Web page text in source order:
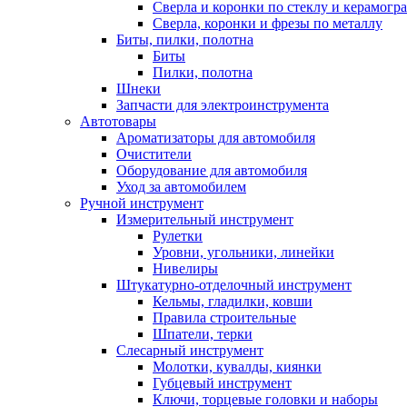
Сверла и коронки по стеклу и
Сверла, коронки и фрезы по металлу
Биты, пилки, полотна
Биты
Пилки, полотна
Шнеки
Запчасти для электроинструмента
Автотовары
Ароматизаторы для автомобиля
Очистители
Оборудование для автомобиля
Уход за автомобилем
Ручной инструмент
Измерительный инструмент
Рулетки
Уровни, угольники, линейки
Нивелиры
Штукатурно-отделочный инструмент
Кельмы, гладилки, ковши
Правила строительные
Шпатели, терки
Слесарный инструмент
Молотки, кувалды, киянки
Губцевый инструмент
Ключи, торцевые головки и наборы